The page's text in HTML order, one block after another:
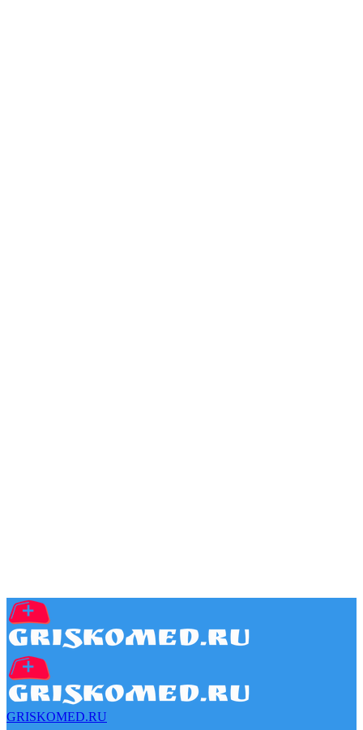
GRISKOMED.RU